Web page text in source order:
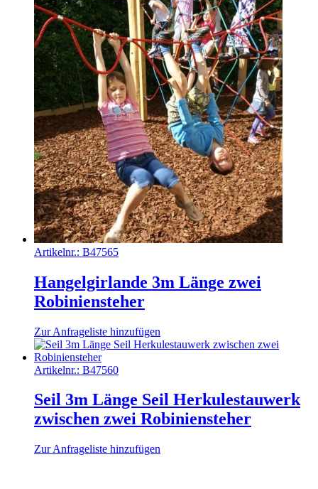
Artikelnr.: B47565
Hangelgirlande 3m Länge zwei
Robiniensteher
Zur Anfrageliste hinzufügen
Artikelnr.: B47560
Seil 3m Länge Seil Herkulestauwerk
zwischen zwei Robiniensteher
Zur Anfrageliste hinzufügen